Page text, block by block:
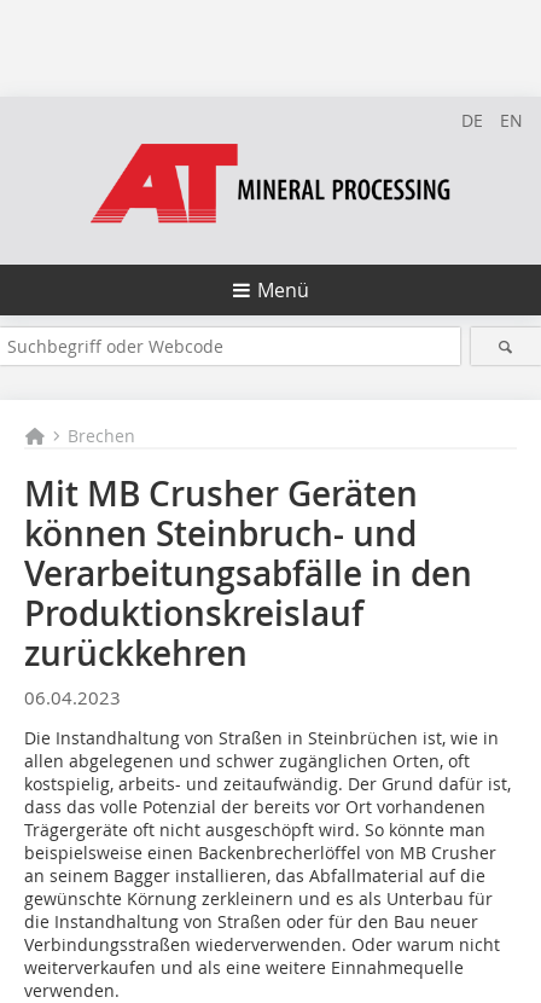
DE EN
Menü
Brechen
Mit MB Crusher Geräten
können Steinbruch- und
Verarbeitungsabfälle in den
Produktionskreislauf
zurückkehren
06.04.2023
Die Instandhaltung von Straßen in Steinbrüchen ist, wie in
allen abgelegenen und schwer zugänglichen Orten, oft
kostspielig, arbeits- und zeitaufwändig. Der Grund dafür ist,
dass das volle Potenzial der bereits vor Ort vorhandenen
Trägergeräte oft nicht ausgeschöpft wird. So könnte man
beispielsweise einen Backenbrecherlöffel von MB Crusher
an seinem Bagger installieren, das Abfallmaterial auf die
gewünschte Körnung zerkleinern und es als Unterbau für
die Instandhaltung von Straßen oder für den Bau neuer
Verbindungsstraßen wiederverwenden. Oder warum nicht
weiterverkaufen und als eine weitere Einnahmequelle
verwenden.